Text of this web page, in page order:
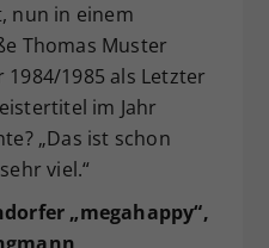
nun in einem
Thomas Muster
1985 als Letzter
im Jahr
„Das ist schon
viel.“
„megahappy“,